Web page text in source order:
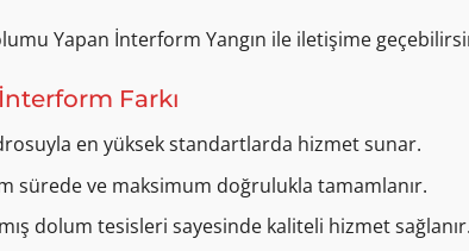
Yapan İnterform Yangın ile iletişime
Farkı
en yüksek standartlarda hizmet sunar.
sürede ve maksimum doğrulukla tamamlanır.
dolum tesisleri sayesinde kaliteli hizmet